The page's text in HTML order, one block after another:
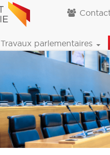
Travaux parlementaires